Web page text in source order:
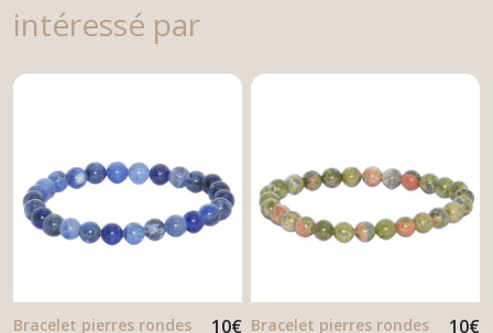
intéressé par
Bracelet pierres rondes
10€ Bracelet pierres rondes
10€